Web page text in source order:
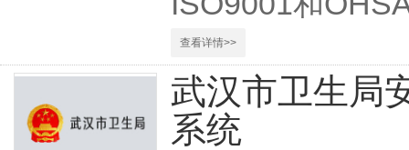
查看详情>>
武汉市卫生局
系统